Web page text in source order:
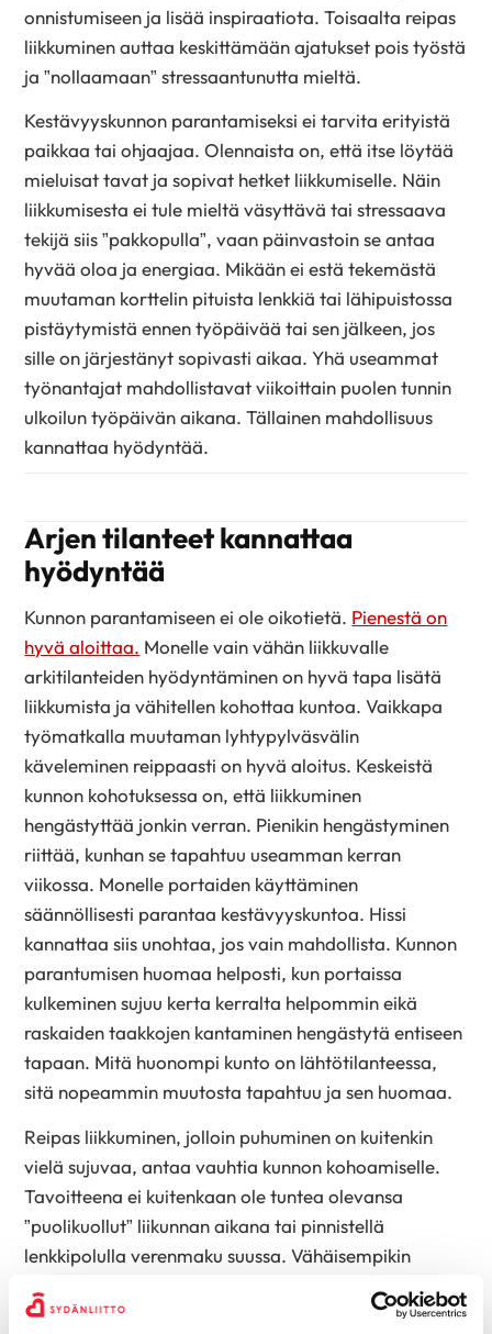
onnistumiseen ja lisää inspiraatiota. Toisaalta reipas
liikkuminen auttaa keskittämään ajatukset pois työstä
ja ”nollaamaan” stressaantunutta mieltä.
Kestävyyskunnon parantamiseksi ei tarvita erityistä
paikkaa tai ohjaajaa. Olennaista on, että itse löytää
mieluisat tavat ja sopivat hetket liikkumiselle. Näin
liikkumisesta ei tule mieltä väsyttävä tai stressaava
tekijä siis ”pakkopulla”, vaan päinvastoin se antaa
hyvää oloa ja energiaa. Mikään ei estä tekemästä
muutaman korttelin pituista lenkkiä tai lähipuistossa
pistäytymistä ennen työpäivää tai sen jälkeen, jos
sille on järjestänyt sopivasti aikaa. Yhä useammat
työnantajat mahdollistavat viikoittain puolen tunnin
ulkoilun työpäivän aikana. Tällainen mahdollisuus
kannattaa hyödyntää.
Arjen tilanteet kannattaa
hyödyntää
Kunnon parantamiseen ei ole oikotietä. Pienestä on
hyvä aloittaa. Monelle vain vähän liikkuvalle
arkitilanteiden hyödyntäminen on hyvä tapa lisätä
liikkumista ja vähitellen kohottaa kuntoa. Vaikkapa
työmatkalla muutaman lyhtypylväsvälin
käveleminen reippaasti on hyvä aloitus. Keskeistä
kunnon kohotuksessa on, että liikkuminen
hengästyttää jonkin verran. Pienikin hengästyminen
riittää, kunhan se tapahtuu useamman kerran
viikossa. Monelle portaiden käyttäminen
säännöllisesti parantaa kestävyyskuntoa. Hissi
kannattaa siis unohtaa, jos vain mahdollista. Kunnon
parantumisen huomaa helposti, kun portaissa
kulkeminen sujuu kerta kerralta helpommin eikä
raskaiden taakkojen kantaminen hengästytä entiseen
tapaan. Mitä huonompi kunto on lähtötilanteessa,
sitä nopeammin muutosta tapahtuu ja sen huomaa.
Reipas liikkuminen, jolloin puhuminen on kuitenkin
vielä sujuvaa, antaa vauhtia kunnon kohoamiselle.
Tavoitteena ei kuitenkaan ole tuntea olevansa
”puolikuollut” liikunnan aikana tai pinnistellä
lenkkipolulla verenmaku suussa. Vähäisempikin
Reipas lenkki ystävän tai koiran kanssa